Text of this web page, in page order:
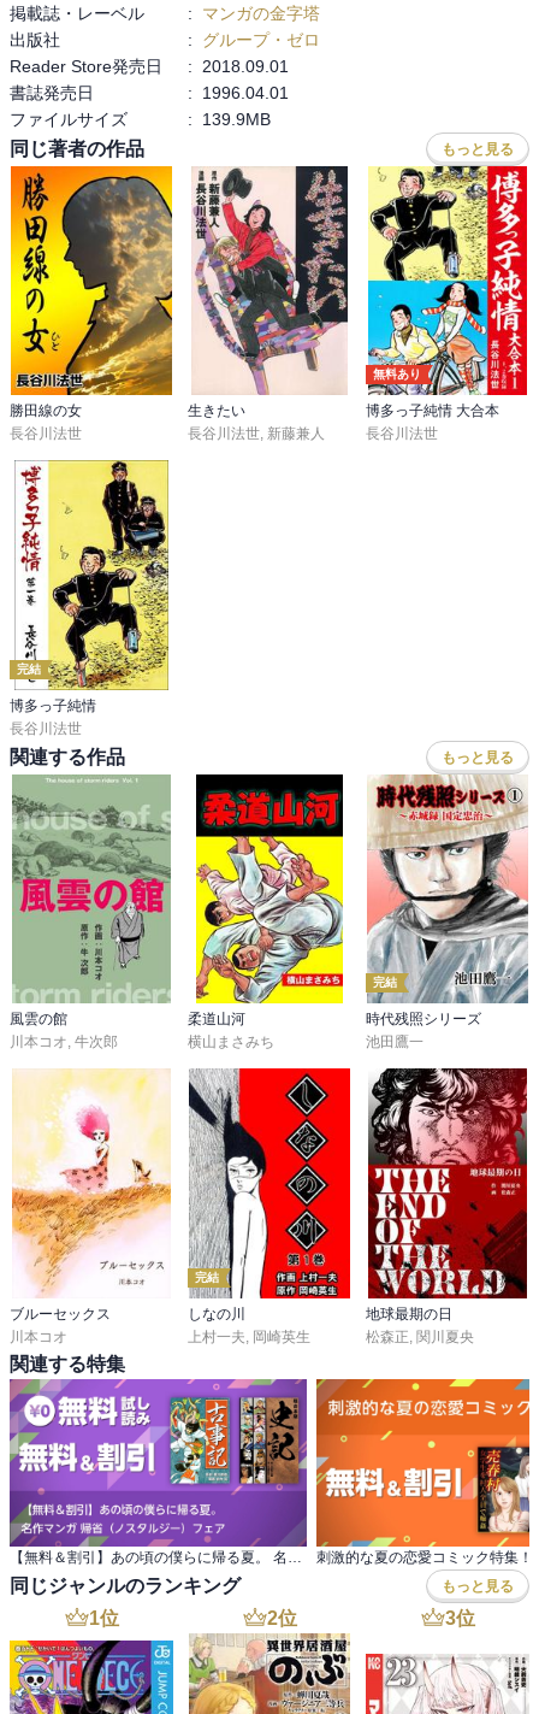
それなりの年齢でまんがで源氏物語を読むのならば、やはり大和和
紀さんが素晴らしい作品を残しているので、解釈的にもそちらのほ
うが良いかな～というのが正直な感想です。
掲載誌・レーベル :
マンガの金字塔
出版社
:
グループ・ゼロ
Reader Store発売日
:
2018.09.01
書誌発売日
:
1996.04.01
ファイルサイズ
: 139.9MB
同じ著者の作品 もっと見る
勝田線の女
長谷川法世
生きたい
長谷川法世, 新藤兼人
無料あり
博多っ子純情 大合本
長谷川法世
完結
博多っ子純情
長谷川法世
関連する作品 もっと見る
風雲の館
川本コオ, 牛次郎
柔道山河
横山まさみち
完結
時代残照シリーズ
池田鷹一
ブルーセックス
川本コオ
完結
しなの川
上村一夫 岡崎英生
地球最期の日
松森正 関川夏央
関連する特集
刺激的な夏の恋愛コミック特集！
同じジャンルのランキング もっと見る
1位 2位 3位